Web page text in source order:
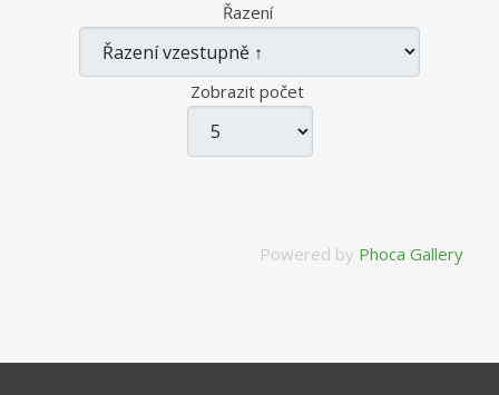
Řazení
Zobrazit počet
Powered by Phoca Gallery